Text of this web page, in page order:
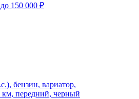
150 000 ₽
бензин, вариатор,
передний, черный